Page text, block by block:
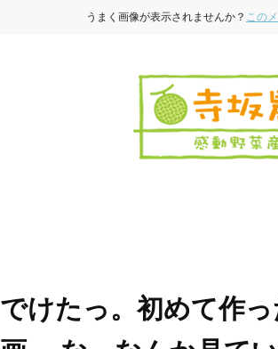
うまく画像が表示されませんか？ この
でけたっ。初めて作